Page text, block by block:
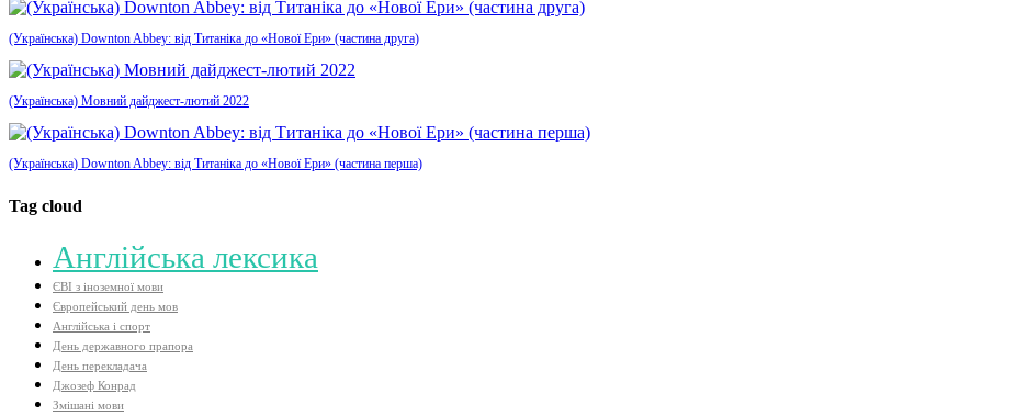
(Українська) Downton Abbey: від Титаніка до «Нової Ери» (частина друга)
(Українська) Мовний дайджест-лютий 2022
(Українська) Downton Abbey: від Титаніка до «Нової Ери» (частина перша)
Tag cloud
Aнглійська лексика
ЄВІ з іноземної мови
Європейський день мов
Англійська і спорт
День державного прапора
День перекладача
Джозеф Конрад
Змішані мови